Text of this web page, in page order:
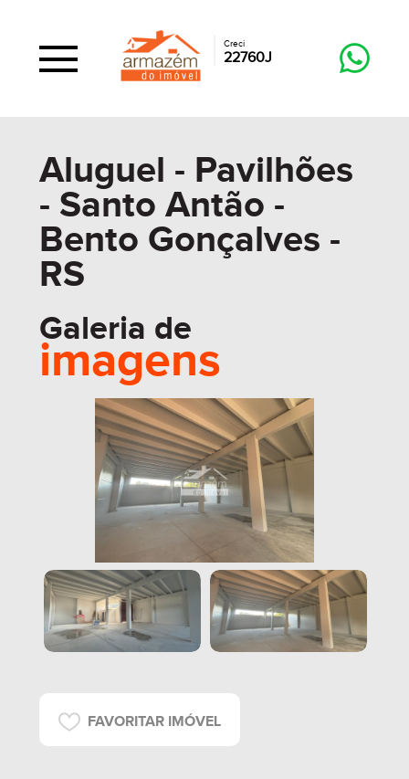
Creci
22760J
Aluguel - Pavilhões
- Santo Antão -
Bento Gonçalves -
RS
Galeria de
imagens
FAVORITAR IMÓVEL